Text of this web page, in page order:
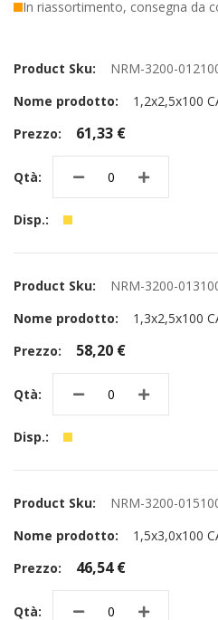
In riassortimento, consegna da
prodotti
NRM-3200-
1,2x2,5x100
61,33 €
NRM-3200-
1,3x2,5x100
58,20 €
NRM-3200-
1,5x3,0x100
46,54 €